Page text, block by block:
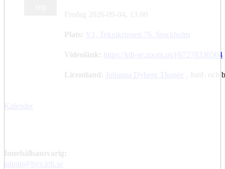
Fredag 2026-09-04, 13.00
Plats: V1, Teknikringen 76, Stockholm
Videolänk: https://kth-se.zoom.us/j/67278330504
Licentiand: Johanna Dyberg Thonée , Jord- och
Kalender
Innehållsansvarig:
admin@byv.kth.se